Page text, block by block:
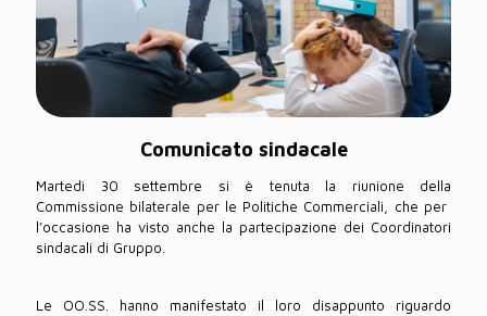
Comunicato sindacale
Martedì 30 settembre si è tenuta la riunione della
Commissione bilaterale per le Politiche Commerciali, che per
l’occasione ha visto anche la partecipazione dei Coordinatori
sindacali di Gruppo.
Le OO.SS. hanno manifestato il loro disappunto riguardo